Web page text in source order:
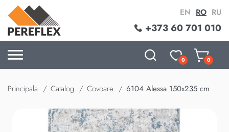
+373 60 701 010
EN RO RU
0 0
Principala Catalog Covoare 6104 Alessa 150x235 cm